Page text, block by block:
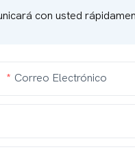
con usted
Correo Electrónico